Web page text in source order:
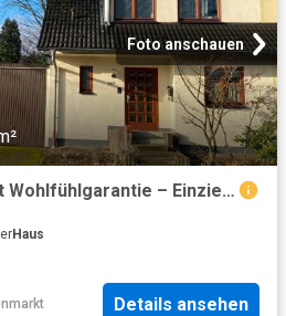
Foto anschauen
Ihr neues Zuhause mit Wohlfühlgarantie – Einziehen und genießen!
Haus
Details ansehen